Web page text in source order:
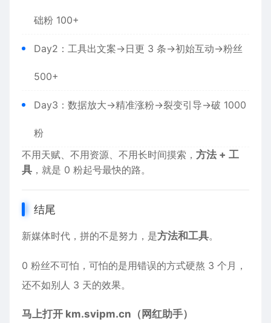
础粉 100+
Day2：工具出文案→日更 3 条→初始互动→粉丝
500+
Day3：数据放大→精准涨粉→裂变引导→破 1000
粉
不用天赋、不用资源、不用长时间摸索， 方法 + 工
具 ，就是 0 粉起号最快的路。
结尾
新媒体时代，拼的不是努力，是方法和工具。
0 粉丝不可怕，可怕的是用错误的方式硬熬 3 个月，
还不如别人 3 天的效果。
马上打开 km.svipm.cn （网红助手）